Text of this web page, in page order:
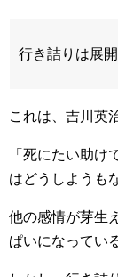
行き詰りは展
これは、吉川英
「死にたい助
はどうしようも
他の感情が芽生
ぱいになってい